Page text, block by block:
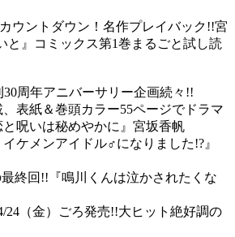
カウントダウン！名作プレイバック!!宮
と』コミックス第1巻まるごと試し読
30周年アニバーサリー企画続々!!
表紙＆巻頭カラー55ページでドラマ
と呪いは秘めやかに』宮坂香帆
ケメンアイドル♂になりました!?』
終回!!『鳴川くんは泣かされたくな
24（金）ごろ発売!!大ヒット絶好調の